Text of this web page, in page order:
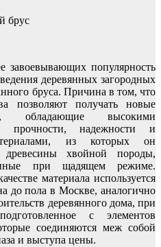
брус
завоевывающих популярность
деревянных загородных
бруса. Причина в том, что
позволяют получать новые
обладающие высокими
прочности, надежности и
из которых он
древесины хвойной породы,
при щадящем режиме.
материала используется
до пола в Москве, аналогично
деревянного дома, при
с элементов
соединяются меж собой
и выступа цены.